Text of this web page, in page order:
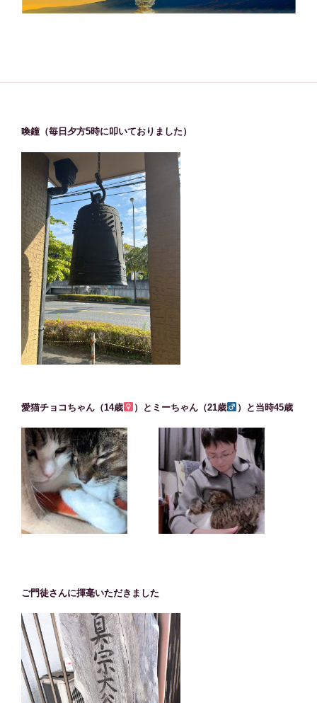
喚鐘（毎日夕方5時に叩いておりました）
愛猫チョコちゃん（14歳 ）とミーちゃん（21歳 ）と当時45歳
ご門徒さんに揮毫いただきました